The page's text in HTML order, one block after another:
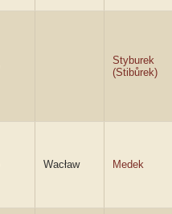
Styburek
(Stibůrek)
Wacław Medek